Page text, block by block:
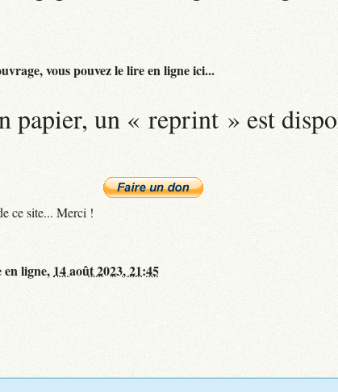
vous pouvez le lire en ligne ici...
papier, un « reprint » est
ce site... Merci !
en ligne, 14 août 2023, 21:45